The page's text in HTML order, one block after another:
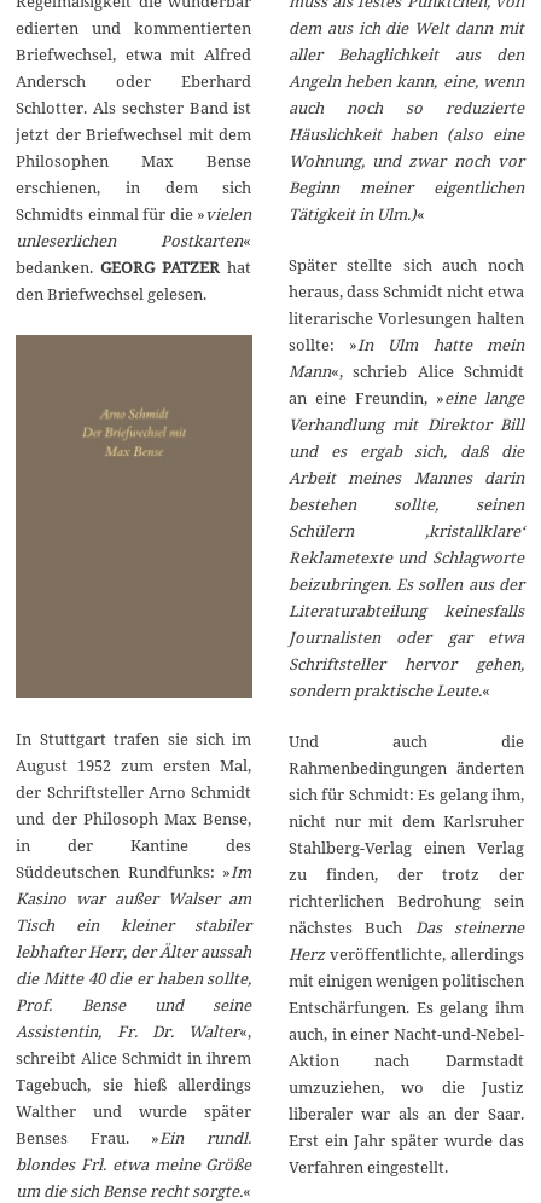
edierten und kommentierten
Briefwechsel, etwa mit Alfred
Andersch oder Eberhard
Schlotter. Als sechster Band ist
jetzt der Briefwechsel mit dem
Philosophen Max Bense
erschienen, in dem sich
Schmidts einmal für die »vielen
unleserlichen Postkarten«
bedanken.GEORG PATZER hat
den Briefwechsel gelesen.
In Stuttgart trafen sie sich im
August 1952 zum ersten Mal,
der Schriftsteller Arno Schmidt
und der Philosoph Max Bense,
in der Kantine des
Süddeutschen Rundfunks: »Im
Kasino war außer Walser am
Tisch ein kleiner stabiler
lebhafter Herr, der Älter aussah
die Mitte 40 die er haben sollte,
Prof. Bense und seine
Assistentin, Fr. Dr. Walter«,
schreibt Alice Schmidt in ihrem
Tagebuch, sie hieß allerdings
Walther und wurde später
Benses Frau. »Ein rundl.
blondes Frl. etwa meine Größe
um die sich Bense recht sorgte.«
dem aus ich die Welt dann mit
aller Behaglichkeit aus den
Angeln heben kann, eine, wenn
auch noch so reduzierte
Häuslichkeit haben (also eine
Wohnung, und zwar noch vor
Beginn meiner eigentlichen
Tätigkeit in Ulm.)«
Später stellte sich auch noch
heraus, dass Schmidt nicht etwa
literarische Vorlesungen halten
sollte: »In Ulm hatte mein
Mann«, schrieb Alice Schmidt
an eine Freundin, »eine lange
Verhandlung mit Direktor Bill
und es ergab sich, daß die
Arbeit meines Mannes darin
bestehen sollte, seinen
Schülern ‚kristallklare‘
Reklametexte und Schlagworte
beizubringen. Es sollen aus der
Literaturabteilung keinesfalls
Journalisten oder gar etwa
Schriftsteller hervor gehen,
sondern praktische Leute.«
Und auch die
Rahmenbedingungen änderten
sich für Schmidt: Es gelang ihm,
nicht nur mit dem Karlsruher
Stahlberg-Verlag einen Verlag
zu finden, der trotz der
richterlichen Bedrohung sein
nächstes Buch
Das steinerne
Herzveröffentlichte, allerdings
mit einigen wenigen politischen
Entschärfungen. Es gelang ihm
auch, in einer Nacht-und-Nebel-
Aktion nach Darmstadt
umzuziehen, wo die Justiz
liberaler war als an der Saar.
Erst ein Jahr später wurde das
Verfahren eingestellt.